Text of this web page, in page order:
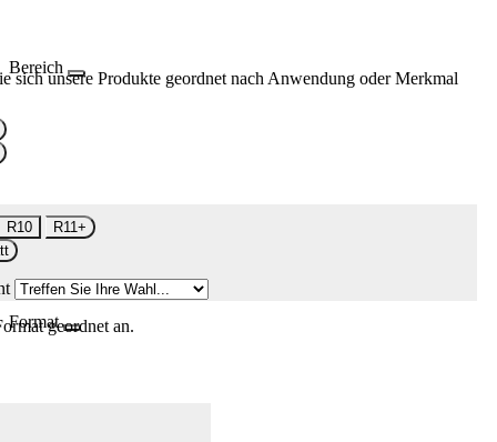
Bereich
sich unsere Produkte geordnet nach Anwendung oder Merkmal
R10
R11+
Formatgeordnet an.